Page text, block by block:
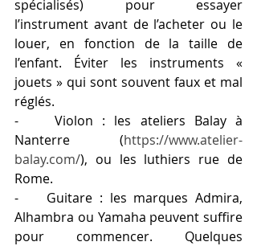
spécialisés) pour essayer
l’instrument avant de l’acheter ou le
louer, en fonction de la taille de
l’enfant. Éviter les instruments «
jouets » qui sont souvent faux et mal
réglés.
-    Violon : les ateliers Balay à
Nanterre (https://www.atelier-
balay.com/), ou les luthiers rue de
Rome.
-    Guitare : les marques Admira,
Alhambra ou Yamaha peuvent suffire
pour commencer. Quelques